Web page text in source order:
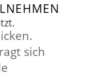
sich